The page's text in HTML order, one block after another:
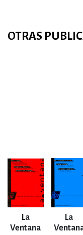
OTRAS
La
Ventana
La